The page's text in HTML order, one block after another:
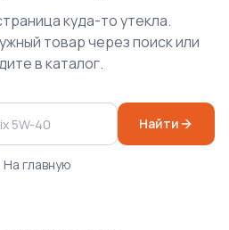
куда-то утекла.
товар через поиск или
в каталог.
Найти
главную